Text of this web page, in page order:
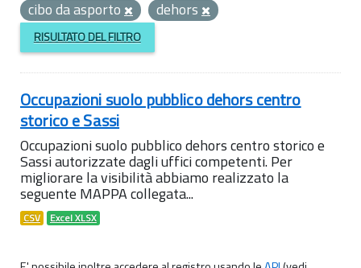
cibo da asporto
dehors
RISULTATO DEL FILTRO
Occupazioni suolo pubblico dehors centro
storico e Sassi
Occupazioni suolo pubblico dehors centro storico e
Sassi autorizzate dagli uffici competenti. Per
migliorare la visibilità abbiamo realizzato la
seguente MAPPA collegata...
CSV Excel XLSX